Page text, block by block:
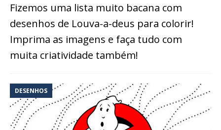
Fizemos uma lista muito bacana com
desenhos de Louva-a-deus para colorir!
Imprima as imagens e faça tudo com
muita criatividade também!
DESENHOS